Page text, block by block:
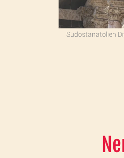
Südostanatolien